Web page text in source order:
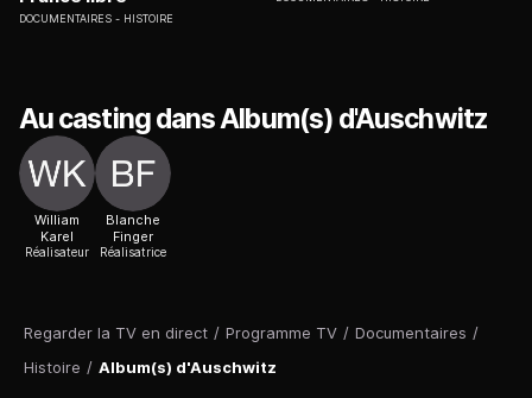
Regarder la TV en direct / Programme TV / Documentaires /
Histoire / Album(s) d'Auschwitz
DOCUMENTAIRES HISTOIRE
Au casting dans Album(s) d'Auschwitz
William
Karel
Réalisateur
Blanche
Finger
Réalisatrice